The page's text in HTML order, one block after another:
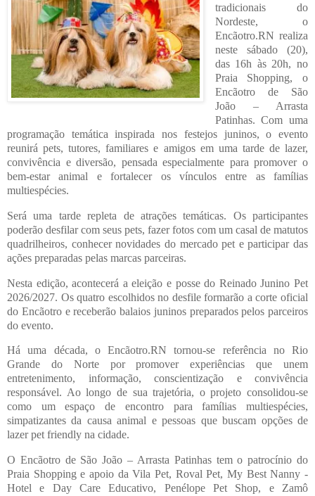
tradicionais do
Nordeste, o
Encãotro.RN realiza
neste sábado (20),
das 16h às 20h, no
Praia Shopping, o
Encãotro de São
João – Arrasta
Patinhas. Com uma
programação temática inspirada nos festejos juninos, o evento
reunirá pets, tutores, familiares e amigos em uma tarde de lazer,
convivência e diversão, pensada especialmente para promover o
bem-estar animal e fortalecer os vínculos entre as famílias
multiespécies.
Será uma tarde repleta de atrações temáticas. Os participantes
poderão desfilar com seus pets, fazer fotos com um casal de matutos
quadrilheiros, conhecer novidades do mercado pet e participar das
ações preparadas pelas marcas parceiras.
Nesta edição, acontecerá a eleição e posse do Reinado Junino Pet
2026/2027. Os quatro escolhidos no desfile formarão a corte oficial
do Encãotro e receberão balaios juninos preparados pelos parceiros
do evento.
Há uma década, o Encãotro.RN tornou-se referência no Rio
Grande do Norte por promover experiências que unem
entretenimento, informação, conscientização e convivência
responsável. Ao longo de sua trajetória, o projeto consolidou-se
como um espaço de encontro para famílias multiespécies,
simpatizantes da causa animal e pessoas que buscam opções de
lazer pet friendly na cidade.
O Encãotro de São João – Arrasta Patinhas tem o patrocínio do
Praia Shopping e apoio da Vila Pet, Roval Pet, My Best Nanny -
Hotel e Day Care Educativo, Penélope Pet Shop, e Zamô